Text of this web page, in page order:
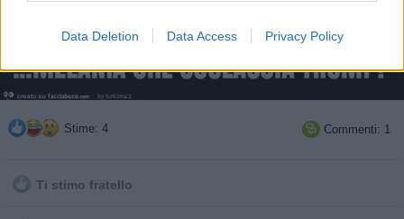
Data Deletion Data Access Privacy Policy
Stime: 4  Commenti: 1
Ti stimo fratello